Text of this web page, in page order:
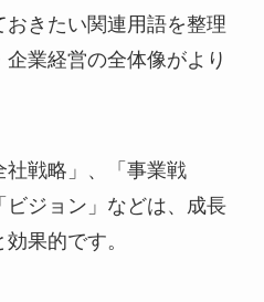
きたい関連用語を整理
業経営の全体像がより
戦略」、「事業戦
ジョン」などは、成長
果的です。